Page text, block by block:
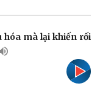
phê
mà lại khiến rối